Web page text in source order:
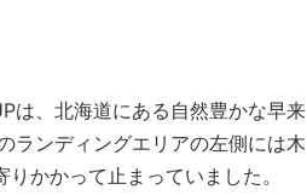
は、北海道にある自然豊かな早来
ランディングエリアの左側には木
かかって止まっていました。